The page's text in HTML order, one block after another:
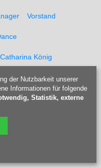
Vorstand
Catharina König
League
der Nutzbarkeit unserer
Informationen für folgende
Statistik, externe